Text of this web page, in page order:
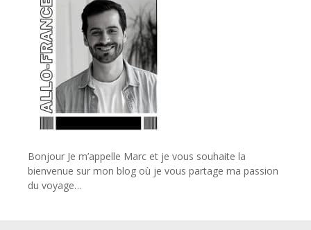
Bonjour Je m’appelle Marc et je vous souhaite la
bienvenue sur mon blog où je vous partage ma passion
du voyage…